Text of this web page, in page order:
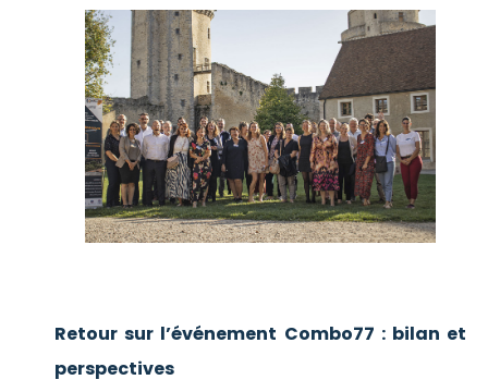
Retour sur l’événement Combo77 : bilan et
perspectives